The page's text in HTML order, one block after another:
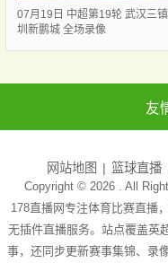
07月19日 中超第19轮 武汉三
圳新鹏城 全场录像
友
网站地图 篮球直播
Copyright © 2026 . All
178直播网专注体育比赛直播
无插件直播服务。站点覆盖英
事，还同步更新赛事集锦、录